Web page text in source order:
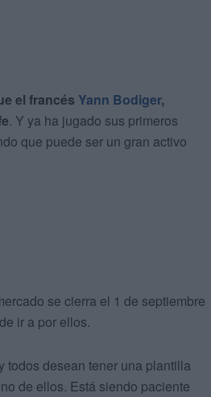
el francés Yann Bodiger,
. Y ya ha jugado sus primeros
que puede ser un gran activo
se cierra el 1 de septiembre
ir a por ellos.
todos desean tener una plantilla
de ellos. Está siendo paciente